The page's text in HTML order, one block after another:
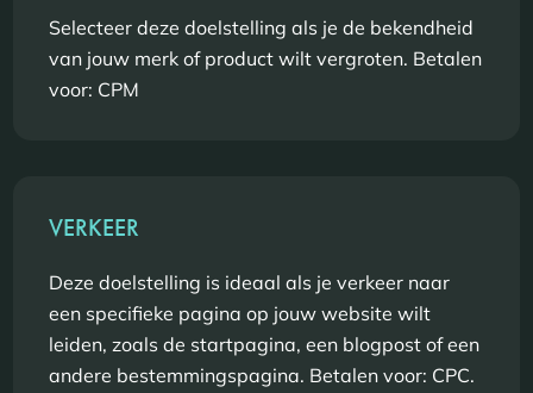
Selecteer deze doelstelling als je de bekendheid
van jouw merk of product wilt vergroten. Betalen
voor: CPM
VERKEER
Deze doelstelling is ideaal als je verkeer naar
een specifieke pagina op jouw website wilt
leiden, zoals de startpagina, een blogpost of een
andere bestemmingspagina. Betalen voor: CPC.